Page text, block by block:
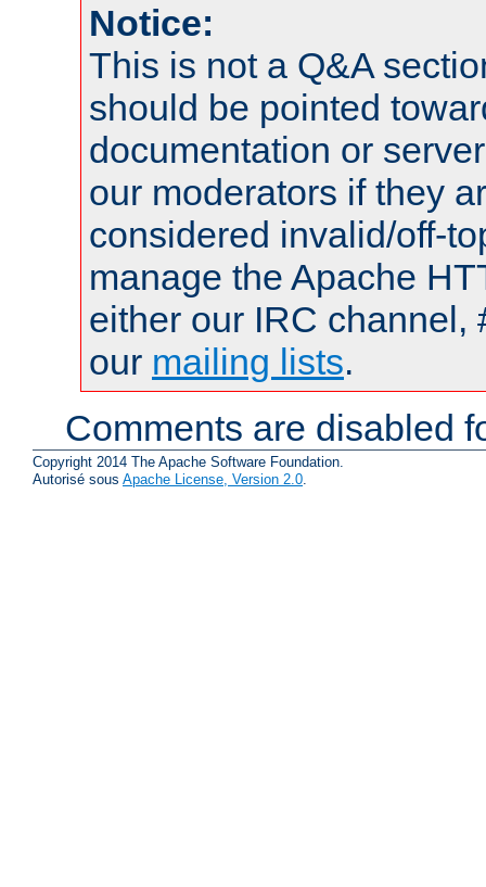
Notice:
This is not a Q&A
should be pointed
documentation or
our moderators if they
considered invalid/off-
manage the Apache
either our IRC channel,
our mailing lists.
Comments are disabled
Copyright 2014 The Apache Software Foundation.
Autorisé sous Apache License, Version 2.0